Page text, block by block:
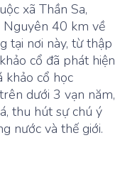
xã Thần Sa,
Nguyên 40 km về
tại nơi này, từ thập
cổ đã phát hiện
khảo cổ học
dưới 3 vạn năm,
thu hút sự chú ý
nước và thế giới.